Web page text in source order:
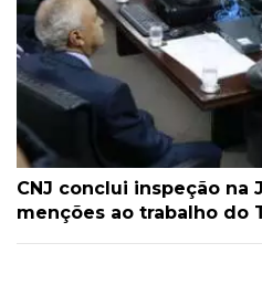
CNJ conclui inspeção na
menções ao trabalho do